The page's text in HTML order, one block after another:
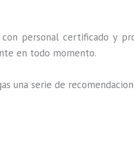
personal certificado y
en todo momento.
una serie de